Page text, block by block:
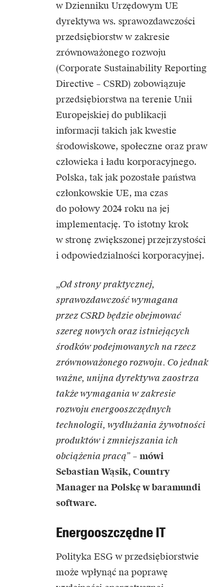
w Dzienniku Urzędowym UE
dyrektywa ws. sprawozdawczości
przedsiębiorstw w zakresie
zrównoważonego rozwoju
(Corporate Sustainability Reporting
Directive – CSRD) zobowiązuje
przedsiębiorstwa na terenie Unii
Europejskiej do publikacji
informacji takich jak kwestie
środowiskowe, społeczne oraz praw
człowieka i ładu korporacyjnego.
Polska, tak jak pozostałe państwa
członkowskie UE, ma czas
do połowy 2024 roku na jej
implementację. To istotny krok
w stronę zwiększonej przejrzystości
i odpowiedzialności korporacyjnej.
„Od strony praktycznej,
sprawozdawczość wymagana
przez CSRD będzie obejmować
szereg nowych oraz istniejących
środków podejmowanych na rzecz
zrównoważonego rozwoju. Co jednak
ważne, unijna dyrektywa zaostrza
także wymagania w zakresie
rozwoju energooszczędnych
technologii, wydłużania żywotności
produktów i zmniejszania ich
obciążenia pracą” – mówi
Sebastian Wąsik, Country
Manager na Polskę w baramundi
software.
Energooszczędne IT
Polityka ESG w przedsiębiorstwie
może wpłynąć na poprawę